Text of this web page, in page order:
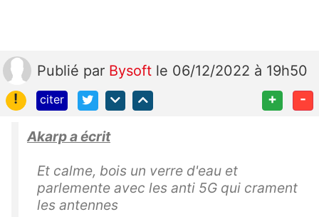
Publié par Bysoft le 06/12/2022 à 19h50
!
citer + -
Akarp a écrit
Et calme, bois un verre d'eau et
parlemente avec les anti 5G qui crament
les antennes